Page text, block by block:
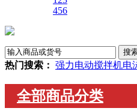
456
热门搜索： 强力电动搅拌机电
全部商品分类